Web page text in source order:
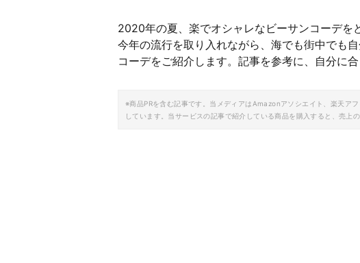
2020年の夏、楽でオシャレなビーサンコーデを
今年の流行を取り入れながら、海でも街中でも
コーデをご紹介します。記事を参考に、自分に
※商品PRを含む記事です。当メディアはAmazonアソシエイト、楽天ア
しています。当サービスの記事で紹介している商品を購入すると、売上